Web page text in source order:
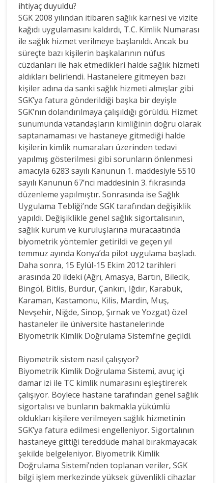
ihtiyaç duyuldu?
SGK 2008 yılından itibaren sağlık karnesi ve vizite
kağıdı uygulamasını kaldırdı, T.C. Kimlik Numarası
ile sağlık hizmet verilmeye başlanıldı. Ancak bu
süreçte bazı kişilerin başkalarının nüfus
cüzdanları ile hak etmedikleri halde sağlık hizmeti
aldıkları belirlendi. Hastanelere gitmeyen bazı
kişiler adına da sanki sağlık hizmeti almışlar gibi
SGK’ya fatura gönderildiği başka bir deyişle
SGK’nın dolandırılmaya çalışıldığı görüldü. Hizmet
sunumunda vatandaşların kimliğinin doğru olarak
saptanamaması ve hastaneye gitmediği halde
kişilerin kimlik numaraları üzerinden tedavi
yapılmış gösterilmesi gibi sorunların önlenmesi
amacıyla 6283 sayılı Kanunun 1. maddesiyle 5510
sayılı Kanunun 67’nci maddesinin 3. fıkrasında
düzenleme yapılmıştır. Sonrasında ise Sağlık
Uygulama Tebliği’nde SGK tarafından değişiklik
yapıldı. Değişiklikle genel sağlık sigortalısının,
sağlık kurum ve kuruluşlarına müracaatında
biyometrik yöntemler getirildi ve geçen yıl
temmuz ayında Konya’da pilot uygulama başladı.
Daha sonra, 15 Eylül-15 Ekim 2012 tarihleri
arasında 20 ildeki (Ağrı, Amasya, Bartın, Bilecik,
Bingöl, Bitlis, Burdur, Çankırı, Iğdır, Karabük,
Karaman, Kastamonu, Kilis, Mardin, Muş,
Nevşehir, Niğde, Sinop, Şırnak ve Yozgat) özel
hastaneler ile üniversite hastanelerinde
Biyometrik Kimlik Doğrulama Sistemi’ne geçildi.
Biyometrik sistem nasıl çalışıyor?
Biyometrik Kimlik Doğrulama Sistemi, avuç içi
damar izi ile TC kimlik numarasını eşleştirerek
çalışıyor. Böylece hastane tarafından genel sağlık
sigortalısı ve bunların bakmakla yükümlü
oldukları kişilere verilmeyen sağlık hizmetinin
SGK’ya fatura edilmesi engelleniyor. Sigortalının
hastaneye gittiği tereddüde mahal bırakmayacak
şekilde belgeleniyor. Biyometrik Kimlik
Doğrulama Sistemi’nden toplanan veriler, SGK
bilgi işlem merkezinde yüksek güvenlikli cihazlar